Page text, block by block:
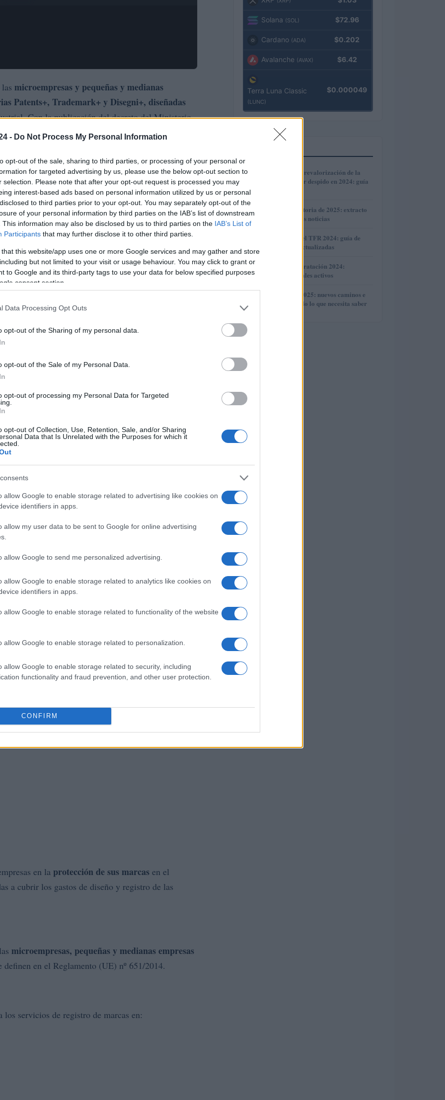
- Do Not Process My Personal Information
opt-out of the sale, sharing to third parties, or processing of your personal or
for targeted advertising by us, please use the below opt-out section to
selection. Please note that after your opt-out request is processed you may
interest-based ads based on personal information utilized by us or personal
to third parties prior to your opt-out. You may separately opt-out of the
of your personal information by third parties on the IAB’s list of downstream
This information may also be disclosed by us to third parties on the IAB’s List of
Participants that may further disclose it to other third parties.
that this website/app uses one or more Google services and may gather and store
but not limited to your visit or usage behaviour. You may click to grant or
to Google and its third-party tags to use your data for below specified purposes
consent section.
Data Processing Opt Outs
opt-out of the Sharing of my personal data.
opt-out of the Sale of my Personal Data.
opt-out of processing my Personal Data for Targeted
opt-out of Collection, Use, Retention, Sale, and/or Sharing
Data that Is Unrelated with the Purposes for which it
allow Google to enable storage related to advertising like cookies on
identifiers in apps.
allow my user data to be sent to Google for online advertising
allow Google to send me personalized advertising.
allow Google to enable storage related to analytics like cookies on
identifiers in apps.
allow Google to enable storage related to functionality of the website
allow Google to enable storage related to personalization.
allow Google to enable storage related to security, including
functionality and fraud prevention, and other user protection.
CONFIRM
microempresas y pequeñas y medianas
Patents+, Trademark+ y Disegni+, diseñadas
Con la publicación del decreto del Ministerio
Oficial, comienza el proceso de provisión de
sobre qué son las convocatorias Patents+,
novedades hay para 2024.
Trademarks+ y Designs+?
las empresas que tienen como objetivo desarrollar
están dirigidas a las
ytienen como objetivo fomentar el registro y
fomentando la innovación tecnológica y
32 millones de eurosrepartidos entre las tres
en la protección de sus marcas en el
a cubrir los gastos de diseño y registro de las
microempresas, pequeñas y medianas empresas
en el Reglamento (UE) nº 651/2014.
los servicios de registro de marcas en:
Solana (SOL) $72.96
Cardano (ADA) $0.202
Avalanche (AVAX) $6.42
Terra Luna Classic
(LUNC)
$0.000049
1
Cómo calcular la revalorización de la
indemnización por despido en 2024: guía
2
Reforma recaudatoria de 2025: extracto
de carpetas y otras noticias
Revalorización del TFR 2024: guía de
cálculo y tablas actualizadas
4 Beneficios de contratación 2024:
incentivos regionales activos
5
Reforma de ITS 2025: nuevos caminos e
ITS Academy: todo lo que necesita saber